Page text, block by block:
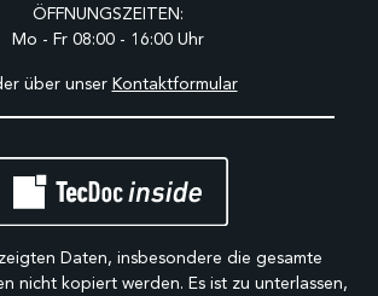
ÖFFNUNGSZEITEN:
Mo - Fr 08:00 - 16:00 Uhr
über unser Kontaktformular
Daten, insbesondere die gesamte
nicht kopiert werden. Es ist zu unterlassen,